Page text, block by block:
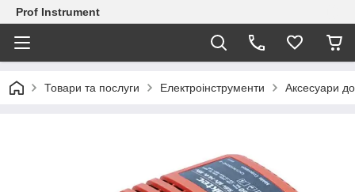
Prof Instrument
Товари та послуги Електроінструменти Аксесуари до